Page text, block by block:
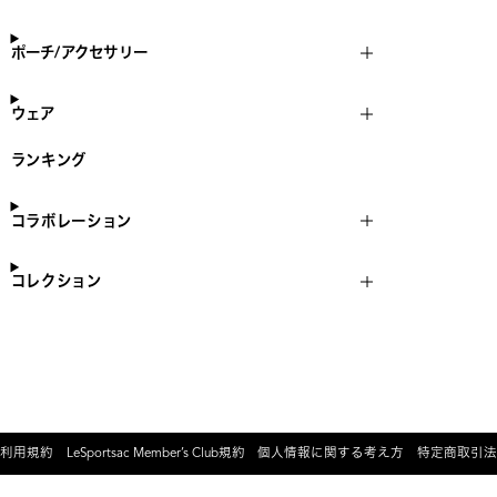
ポーチ/アクセサリー
ウェア
ランキング
コラボレーション
コレクション
利用規約 LeSportsac Member’s Club規約 個人情報に関する考え方 特定商取引